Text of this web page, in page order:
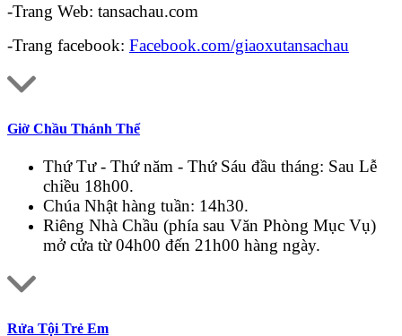
-Trang Web: tansachau.com
-Trang facebook: Facebook.com/giaoxutansachau
Giờ Chầu Thánh Thể
Thứ Tư - Thứ năm - Thứ Sáu đầu tháng: Sau Lễ
chiều 18h00.
Chúa Nhật hàng tuần: 14h30.
Riêng Nhà Chầu (phía sau Văn Phòng Mục Vụ)
mở cửa từ 04h00 đến 21h00 hàng ngày.
Rửa Tội Trẻ Em